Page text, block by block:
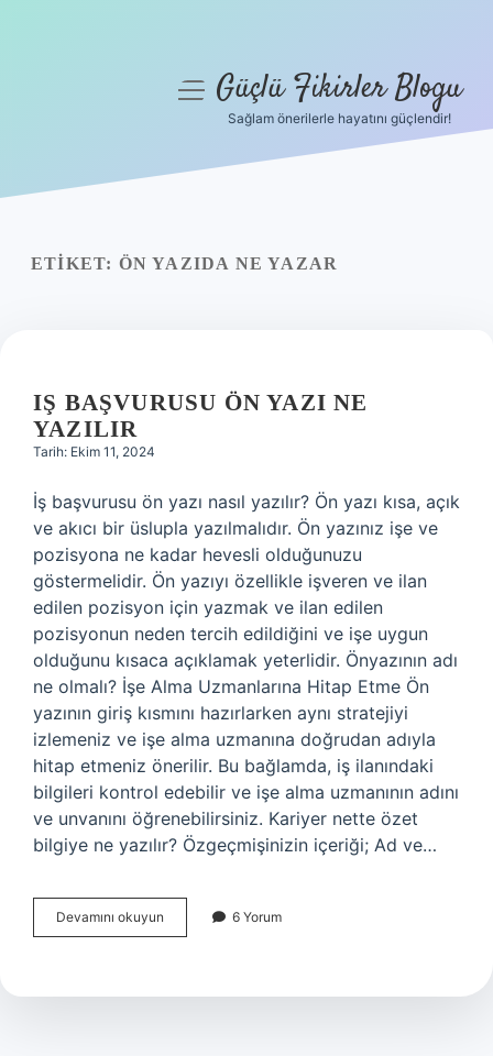
Yasal Uyarı
menüyüGüçlü Fikirler Blogu
Sağlam önerilerle hayatını güçlendir!
ETIKET: ÖN YAZIDA NE YAZAR
IŞ BAŞVURUSU ÖN YAZI NE
YAZILIR
Tarih: Ekim 11, 2024
İş başvurusu ön yazı nasıl yazılır? Ön yazı kısa, açık
ve akıcı bir üslupla yazılmalıdır. Ön yazınız işe ve
pozisyona ne kadar hevesli olduğunuzu
göstermelidir. Ön yazıyı özellikle işveren ve ilan
edilen pozisyon için yazmak ve ilan edilen
pozisyonun neden tercih edildiğini ve işe uygun
olduğunu kısaca açıklamak yeterlidir. Önyazının adı
ne olmalı? İşe Alma Uzmanlarına Hitap Etme Ön
yazının giriş kısmını hazırlarken aynı stratejiyi
izlemeniz ve işe alma uzmanına doğrudan adıyla
hitap etmeniz önerilir. Bu bağlamda, iş ilanındaki
bilgileri kontrol edebilir ve işe alma uzmanının adını
ve unvanını öğrenebilirsiniz. Kariyer nette özet
bilgiye ne yazılır? Özgeçmişinizin içeriği; Ad ve…
Devamını okuyun
Başvurusu
Ne
6 Yorum